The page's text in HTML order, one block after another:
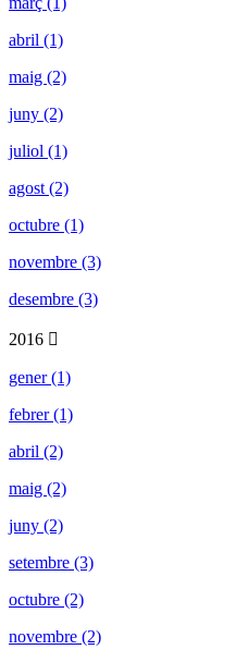
abril (1)
maig (2)
juny (2)
juliol (1)
agost (2)
octubre (1)
novembre (3)
desembre (3)
2016
gener (1)
febrer (1)
abril (2)
maig (2)
juny (2)
setembre (3)
octubre (2)
novembre (2)